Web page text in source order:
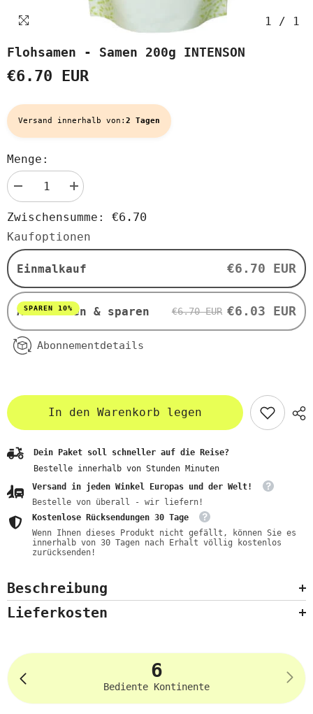
1 / 1
Flohsamen - Samen 200g INTENSON
€6.70 EUR
Versand innerhalb von: 2 Tagen
Menge:
verringern
für
Flohsamen
-
Samen
200g
INTENSON
Menge
erhöhen
Flohsamen
-
Samen
200g
INTENSON
Zwischensumme: €6.70
Kaufoptionen
Einmalkauf €6.70 EUR
Abonnieren & sparen
SPAREN 10% €6.70 EUR €6.03 EUR
Abonnementdetails
In den Warenkorb legen
Dein Paket soll schneller auf die Reise?
Bestelle innerhalb von Stunden Minuten
Versand in jeden Winkel Europas und der Welt!
Bestelle von überall - wir liefern!
Kostenlose Rücksendungen 30 Tage
Wenn Ihnen dieses Produkt nicht gefällt, können Sie es
innerhalb von 30 Tagen nach Erhalt völlig kostenlos
zurücksenden!
Beschreibung
Lieferkosten
6
Bediente Kontinente